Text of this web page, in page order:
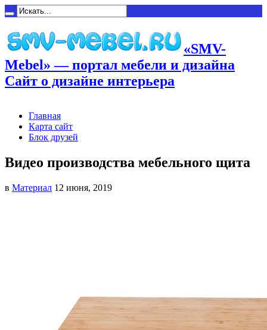
«SMV-
Mebel» — портал мебели и дизайна
Сайт о дизайне интерьера
Главная
Карта сайт
Блок друзей
Видео производства мебельного щита
в Материал 12 июня, 2019